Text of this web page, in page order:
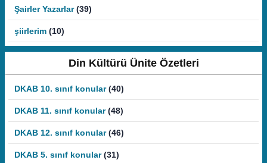
Şairler Yazarlar (39)
şiirlerim (10)
Din Kültürü Ünite Özetleri
DKAB 10. sınıf konular (40)
DKAB 11. sınıf konular (48)
DKAB 12. sınıf konular (46)
DKAB 5. sınıf konular (31)